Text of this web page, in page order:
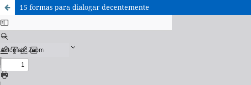
15 formas para dialogar decentemente